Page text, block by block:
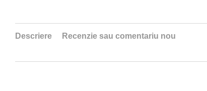
Descriere Recenzie sau comentariu nou